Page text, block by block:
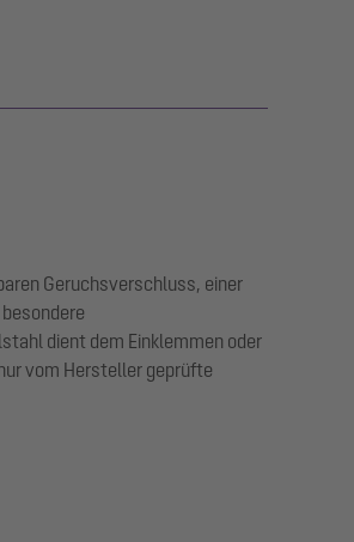
Geruchsverschluss, einer
dient dem Einklemmen oder
vom Hersteller geprüfte